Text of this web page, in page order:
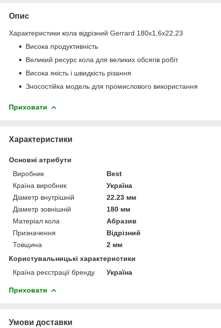
Опис
Характеристики кола відрізний Gerrard 180x1,6x22,23
Висока продуктивність
Великий ресурс кола для великих обсягів робіт
Висока якість і швидкість різання
Зносостійка модель для промислового використання
Приховати
Характеристики
Основні атрибути
Виробник
Best
Країна виробник
Україна
Діаметр внутрішній
22.23 мм
Діаметр зовнішній
180 мм
Матеріал кола
Абразив
Призначення
Відрізний
Товщина
2 мм
Користувальницькі характеристики
Країна реєстрації бренду
Україна
Приховати
Умови доставки